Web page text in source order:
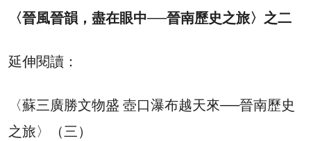
〈晉風晉韻，盡在眼中──晉南歷史之旅〉之二
延伸閱讀：
〈蘇三廣勝文物盛 壺口瀑布越天來──晉南歷史
之旅〉（三）